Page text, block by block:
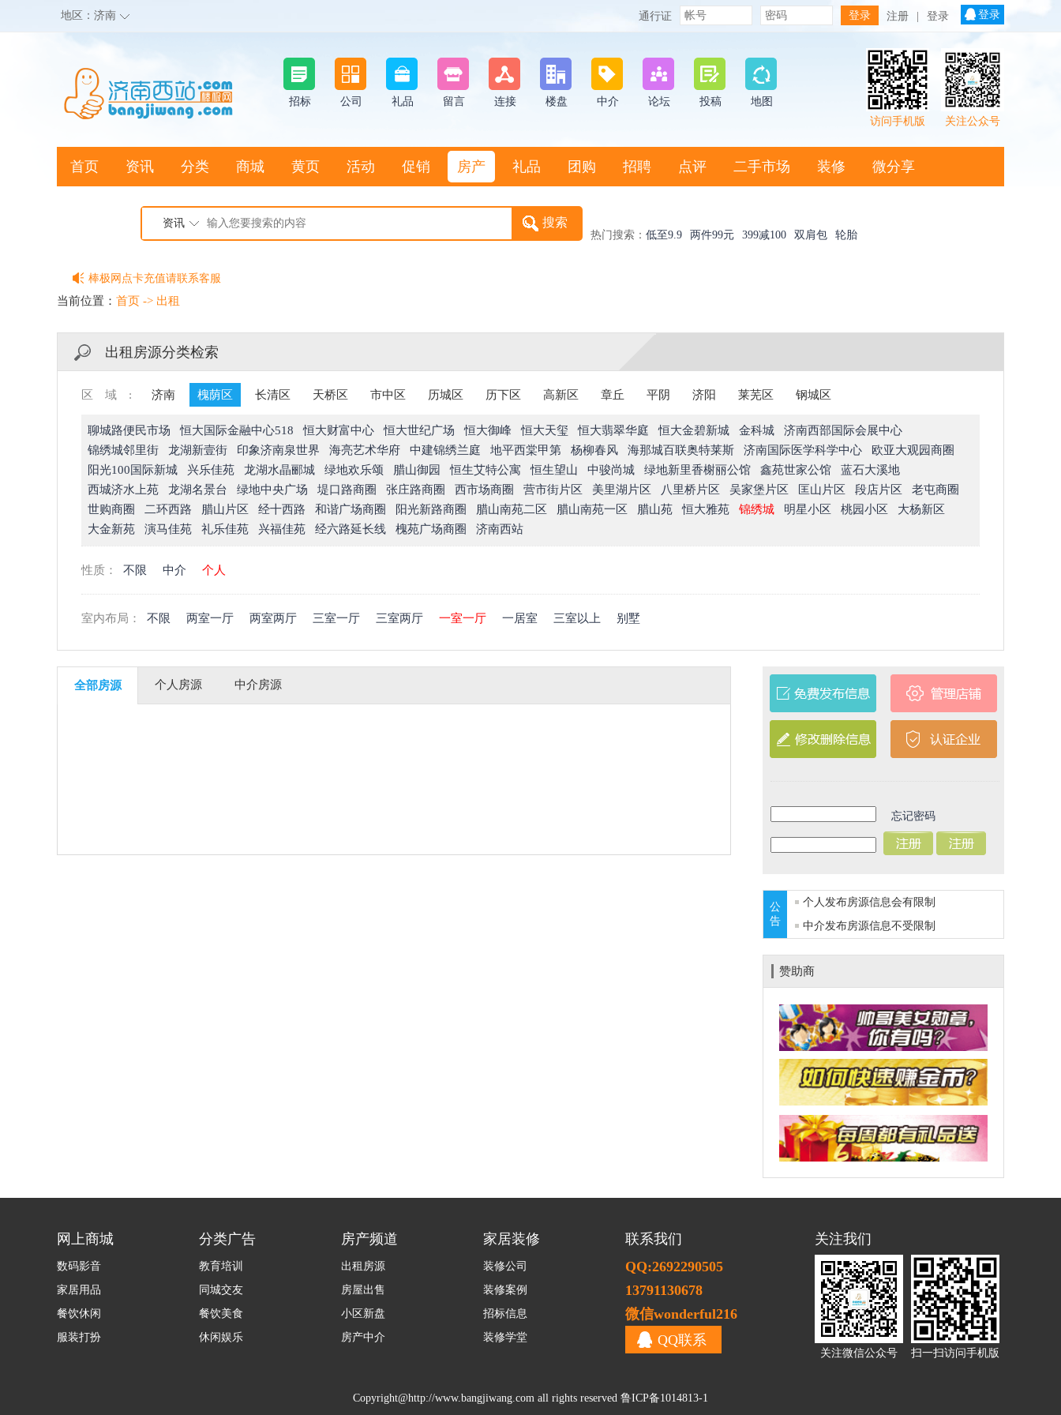
地区： 济南 通行证 注册 登录 登录
招标 公司 礼品 留言 连接 楼盘 中介 论坛 投稿
地图
关注公众号
访问手机版
首页 资讯 分类 商城 黄页 活动 促销 房产 礼品 团购 招聘 点评 二手市场 装修 微分享
资讯
热门搜索： 低至9.9 两件99元 399减100 双肩包 轮胎
客服QQ:2692290505
充100送20
当前位置： 首页 -> 出租
出租房源分类检索
区域: 济南 槐荫区 长清区 天桥区 市中区 历城区 历下区 高新区 章丘 平阴 济阳 莱芜区 钢城区
聊城路便民市场 恒大国际金融中心518 恒大财富中心 恒大世纪广场 恒大御峰 恒大天玺 恒大翡翠华庭 恒大金碧新城 金科城
济南西部国际会展中心
锦绣城邻里街
龙湖新壹街 印象济南泉世界 海亮艺术华府 中建锦绣兰庭 地平西棠甲第 杨柳春风 海那城百联奥特莱斯 济南国际医学科学中心
欧亚大观园商圈
阳光100国际新城
兴乐佳苑 龙湖水晶郦城 绿地欢乐颂 腊山御园 恒生艾特公寓 恒生望山 中骏尚城 绿地新里香榭丽公馆 鑫苑世家公馆
蓝石大溪地
西城济水上苑
龙湖名景台 绿地中央广场 堤口路商圈 张庄路商圈 西市场商圈 营市街片区 美里湖片区 八里桥片区 吴家堡片区 匡山片区 段店片区
老屯商圈
世购商圈
二环西路 腊山片区 经十西路 和谐广场商圈 阳光新路商圈 腊山南苑二区 腊山南苑一区 腊山苑 恒大雅苑 锦绣城 明星小区 桃园小区
大杨新区
大金新苑
演马佳苑 礼乐佳苑 兴福佳苑 经六路延长线 槐苑广场商圈 济南西站
性质： 不限 中介 个人
室内布局： 不限 两室一厅 两室两厅 三室一厅 三室两厅 一室一厅 一居室 三室以上 别墅
全部房源 个人房源 中介房源
忘记密码
公
告
个人发布房源信息会有限制
中介发布房源信息不受限制
赞助商
网上商城
数码影音
家居用品
餐饮休闲
服装打扮
分类广告
教育培训
同城交友
餐饮美食
休闲娱乐
房产频道
出租房源
房屋出售
小区新盘
房产中介
家居装修
装修公司
装修案例
招标信息
装修学堂
联系我们
QQ:2692290505
13791130678
微信wonderful216
QQ联系
关注我们
关注微信公众号 扫一扫访问手机版
Copyright@http://www.bangjiwang.com all rights reserved 鲁ICP备1014813-1